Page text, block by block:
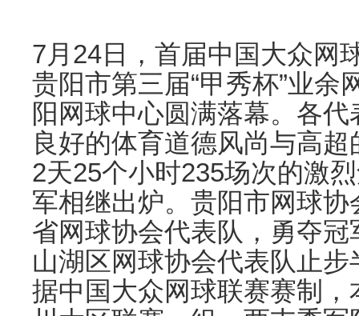
7月24日，首届中国大众网
贵阳市第三届“甲秀杯”业余
阳网球中心圆满落幕。各
良好的体育道德风尚与高
2天25个小时235场次的激
军相继出炉。贵阳市网球
省网球协会代表队，勇夺
山湖区网球协会代表队止
据中国大众网球联赛赛制